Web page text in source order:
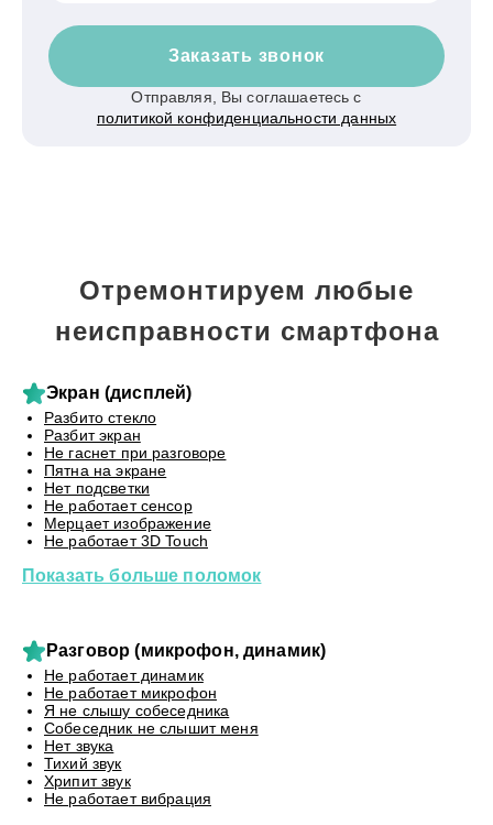
Заказать звонок
Отправляя, Вы соглашаетесь с
политикой конфиденциальности данных
Отремонтируем любые
неисправности смартфона
Экран (дисплей)
Разбито стекло
Разбит экран
Не гаснет при разговоре
Пятна на экране
Нет подсветки
Не работает сенсор
Мерцает изображение
Не работает 3D Touch
Показать больше поломок
Разговор (микрофон, динамик)
Не работает динамик
Не работает микрофон
Я не слышу собеседника
Собеседник не слышит меня
Нет звука
Тихий звук
Хрипит звук
Не работает вибрация